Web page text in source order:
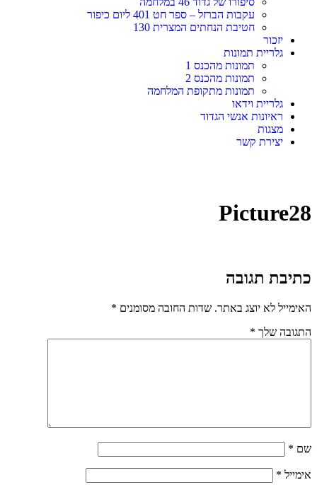
עקבות הברזל – ספר חט 401 ליום כיפור
חטיבת הנחתים המצרית 130
יזכור
גלריית תמונות
תמונות מהכנס 1
תמונות מהכנס 2
תמונות מתקופת המלחמה
גלריית וידאו
ראיונות אנשי הגדוד
מצגות
יצירת קשר
Picture28
כתיבת תגובה
האימייל לא יוצג באתר. שדות החובה מסומנים *
התגובה שלך *
שם *
אימייל *